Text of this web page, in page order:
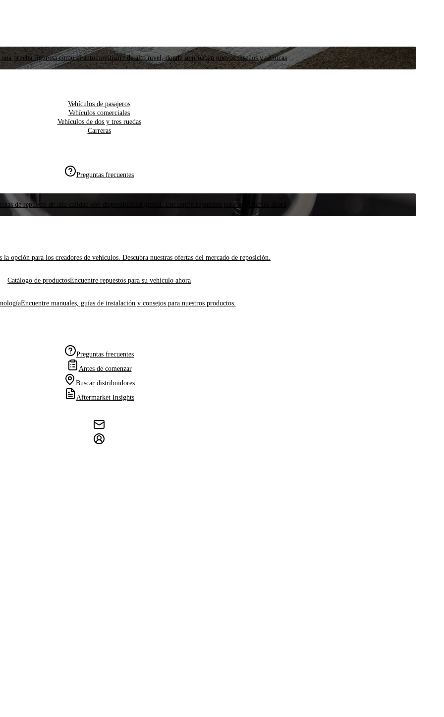
prueba rigurosa como el automovilismo de alto nivel, donde se prueban nuevos diseños y técnicas
Vehículos de pasajeros
Vehículos comerciales
Vehículos de dos y tres ruedas
Carreras
Preguntas frecuentes
de repuesto de alta calidad con disponibilidad global. Encuentre repuestos para su vehículo ahora
la opción para los creadores de vehículos. Descubra nuestras ofertas del mercado de reposición.
Catálogo de productosEncuentre repuestos para su vehículo ahora
Encuentre manuales, guías de instalación y consejos para nuestros productos.
Preguntas frecuentes
Antes de comenzar
Buscar distribuidores
Aftermarket Insights